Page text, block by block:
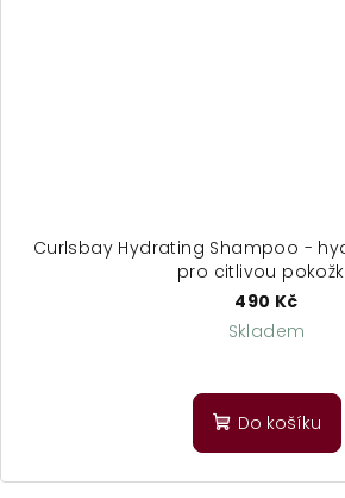
Curlsbay Hydrating Shampoo -
pro citlivou
490 Kč
Skladem
produktu
z
Do košíku